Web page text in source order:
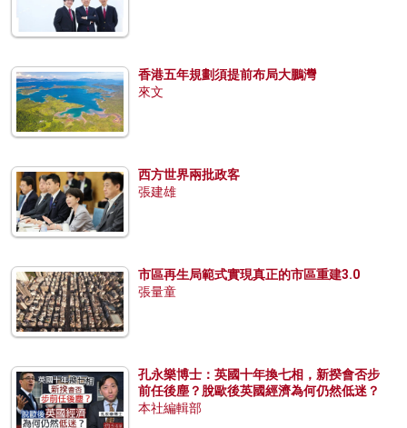
香港五年規劃須提前布局大鵬灣
來文
西方世界兩批政客
張建雄
市區再生局範式實現真正的市區重建3.0
張量童
孔永樂博士：英國十年換七相，新揆會否步
前任後塵？脫歐後英國經濟為何仍然低迷？
本社編輯部